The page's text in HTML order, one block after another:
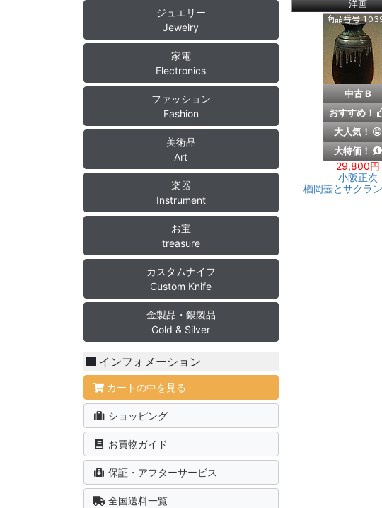
洋画
中古 B
おすすめ！
大人気！
大特価！
29,800円
小阪正次
楢岡壺とサクラ
ジュエリー
Jewelry
家電
Electronics
ファッション
Fashion
美術品
Art
楽器
Instrument
お宝
treasure
カスタムナイフ
Custom Knife
金製品・銀製品
Gold & Silver
インフォメーション
カートの中を見る
ショッピング
お買物ガイド
保証・アフターサービス
全国送料一覧